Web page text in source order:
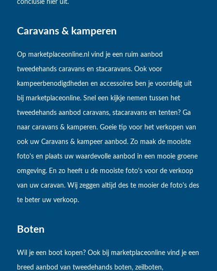
conclusie hier uit.
Caravans & kamperen
Op marketplaceonline.nl vind je een ruim aanbod
tweedehands caravans en stacaravans. Ook voor
kampeerbenodigdheden en accessoires ben je voordelig uit
bij marketplaceonline. Snel een kijkje nemen tussen het
tweedehands aanbod caravans, stacaravans en tenten? Ga
naar caravans & kamperen. Goeie tip voor het verkopen van
ook uw Caravans & kampeer aanbod. Zo maak de mooiste
foto's en plaats uw waardevolle aanbod in een mooie groene
omgeving. En zo heeft u de mooiste foto's voor de verkoop
van uw caravan. Wij zeggen altijd des te mooier de foto's des
te beter uw verkoop.
Boten
Wil je een boot kopen? Ook bij marketplaceonline vind je een
breed aanbod van tweedehands boten, zeilboten,